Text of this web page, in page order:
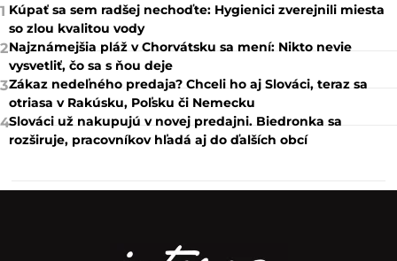
1 Kúpať sa sem radšej nechoďte: Hygienici zverejnili miesta
so zlou kvalitou vody
2Najznámejšia pláž v Chorvátsku sa mení: Nikto nevie
vysvetliť, čo sa s ňou deje
3Zákaz nedeľného predaja? Chceli ho aj Slováci, teraz sa
otriasa v Rakúsku, Poľsku či Nemecku
4Slováci už nakupujú v novej predajni. Biedronka sa
rozširuje, pracovníkov hľadá aj do ďalších obcí